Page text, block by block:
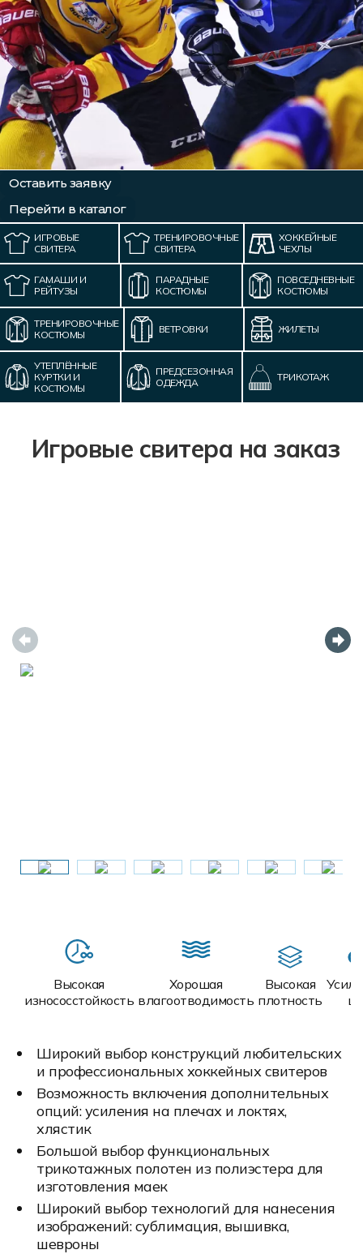
Оставить заявку
Перейти в каталог
ИГРОВЫЕ
СВИТЕРА
ТРЕНИРОВОЧНЫЕ
СВИТЕРА
ХОККЕЙНЫЕ
ЧЕХЛЫ
ГАМАШИ И
РЕЙТУЗЫ
ПАРАДНЫЕ
КОСТЮМЫ
ПОВСЕДНЕВНЫЕ
КОСТЮМЫ
ТРЕНИРОВОЧНЫЕ
КОСТЮМЫ
ВЕТРОВКИ ЖИЛЕТЫ
УТЕПЛЁННЫЕ
КУРТКИ И
КОСТЮМЫ
ПРЕДСЕЗОННАЯ
ОДЕЖДА
ТРИКОТАЖ
Игровые свитера на заказ
Высокая
износосстойкость
Хорошая
влагоотводимость
Высокая
плотность
Широкий выбор конструкций любительских
и профессиональных хоккейных свитеров
Возможность включения дополнительных
опций: усиления на плечах и локтях,
хлястик
Большой выбор функциональных
трикотажных полотен из полиэстера для
изготовления маек
Широкий выбор технологий для нанесения
изображений: сублимация, вышивка,
шевроны
Форма в наличии
Распродажа
Статьи
Реквизиты
Система скидок и наценок
Пользовательское соглашение
Доставка